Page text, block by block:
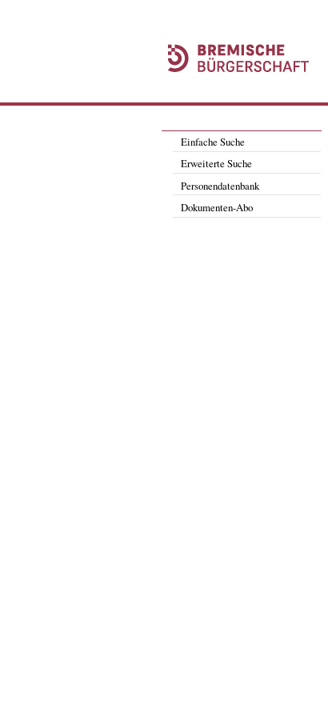
Einfache Suche
Erweiterte Suche
Personendatenbank
Dokumenten-Abo